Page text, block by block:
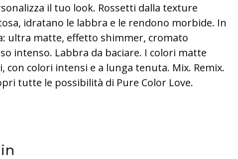
il tuo look. Rossetti dalla texture
idratano le labbra e le rendono morbide. In
ultra matte, effetto shimmer, cromato
intenso. Labbra da baciare. I colori matte
con colori intensi e a lunga tenuta. Mix. Remix.
tutte le possibilità di Pure Color Love.